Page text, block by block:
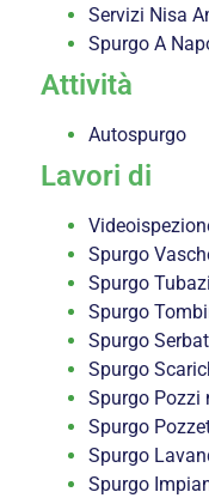
Servizi Nisa
Spurgo A
Attività
Autospurgo
Lavori di
Spurgo
Spurgo
Spurgo
Spurgo
Spurgo
Spurgo Pozzi
Spurgo
Spurgo
Spurgo